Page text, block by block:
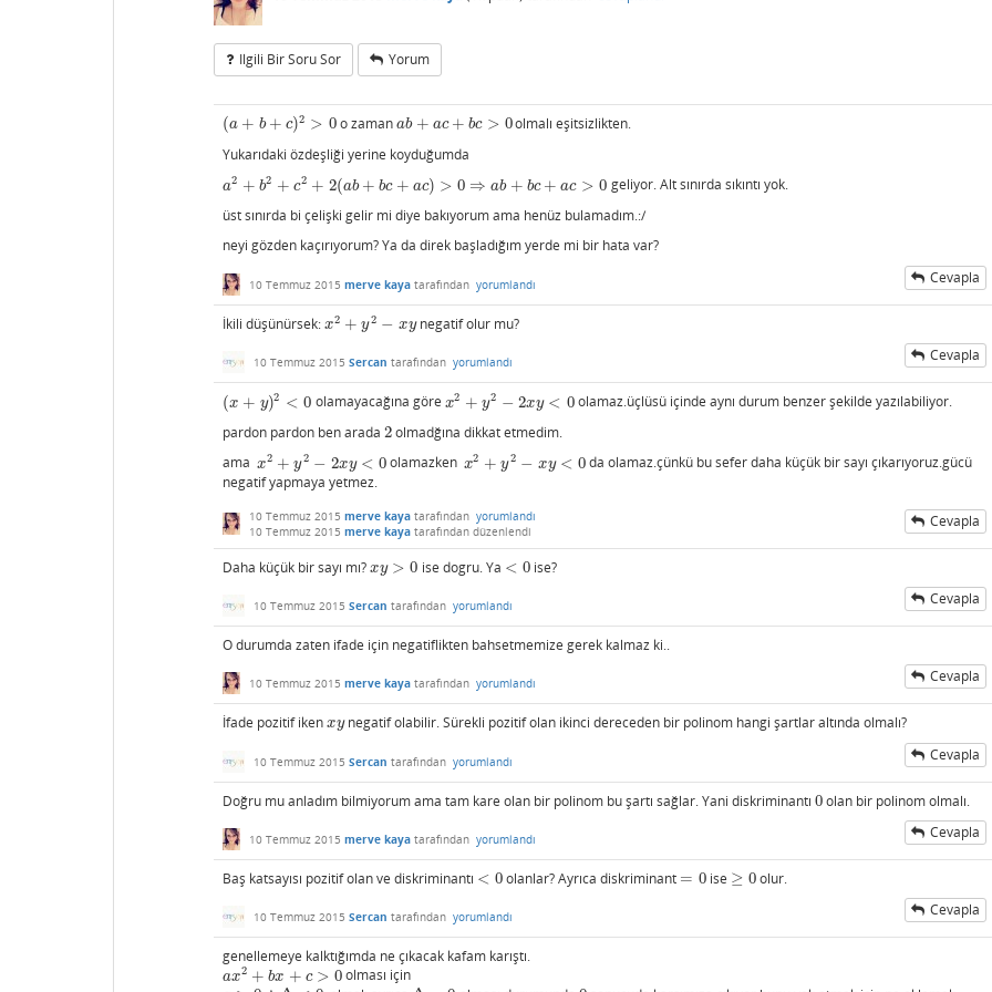
Ilgili Bir Soru Sor Yorum
(a + b + c)2 > 0
(a+ b+ c)2> 0 o zamanab + ac + bc > 0
ab+ac+bc> 0
olmalı eşitsizlikten.
Yukarıdaki özdeşliği yerine koyduğumda
a2 + b2 + c2 + 2(ab + bc + ac) > 0 ⇒ ab + bc + ac > 0
a2 +b2+c 2+ 2(a b+ bc+ac)> 0⇒ ab +bc+ ac >0
geliyor. Alt sınırda sıkıntı yok.
üst sınırda bi çelişki gelir mi diye bakıyorum ama henüz bulamadım.:/
neyi gözden kaçırıyorum? Ya da direk başladığım yerde mi bir hata var?
10 Temmuz 2015 merve kaya tarafından yorumlandı Cevapla
İkili düşünürsek: x2 + y2 − xy
x2+y2 −xy negatif olur mu?
10 Temmuz 2015 Sercan tarafından yorumlandı Cevapla
(x + y)2 < 0
(x+ y)2 <0 olamayacağına göre x2 + y2 − 2xy < 0
x2+y2 −2 xy< 0
olamaz.üçlüsü içinde aynı durum benzer şekilde yazılabiliyor.
pardon pardon ben arada 2
2olmadğına dikkat etmedim.
ama x2 + y2 − 2xy < 0
x2+y2 −2 xy< 0 olamazken x2 + y2 − xy < 0
x2+y2 −xy <0
da olamaz.çünkü bu sefer daha küçük bir sayı çıkarıyoruz.gücü
negatif yapmaya yetmez.
10 Temmuz 2015 merve kaya tarafından yorumlandı
10 Temmuz 2015 merve kaya tarafından düzenlendi
Cevapla
Daha küçük bir sayı mı? xy > 0
xy> 0 ise dogru. Ya < 0
<0 ise?
10 Temmuz 2015 Sercan tarafından yorumlandı Cevapla
O durumda zaten ifade için negatiflikten bahsetmemize gerek kalmaz ki..
10 Temmuz 2015 merve kaya tarafından yorumlandı Cevapla
İfade pozitif iken xy
xy negatif olabilir. Sürekli pozitif olan ikinci dereceden bir polinom hangi şartlar altında olmalı?
10 Temmuz 2015 Sercan tarafından yorumlandı Cevapla
Doğru mu anladım bilmiyorum ama tam kare olan bir polinom bu şartı sağlar. Yani diskriminantı 0
0olan bir polinom olmalı.
10 Temmuz 2015 merve kaya tarafından yorumlandı Cevapla
Baş katsayısı pozitif olan ve diskriminantı < 0
<0 olanlar? Ayrıca diskriminant = 0
=0 ise ≥ 0
≥0 olur.
10 Temmuz 2015 Sercan tarafından yorumlandı Cevapla
genellemeye kalktığımda ne çıkacak kafam karıştı.
ax2 + bx + c > 0
ax2+ bx +c> 0 olması için